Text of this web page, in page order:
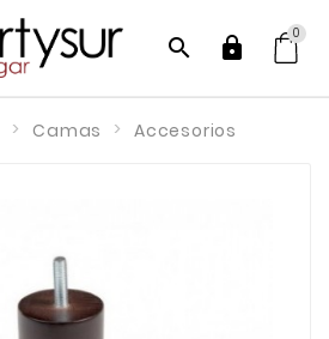
 
0
Camas Accesorios